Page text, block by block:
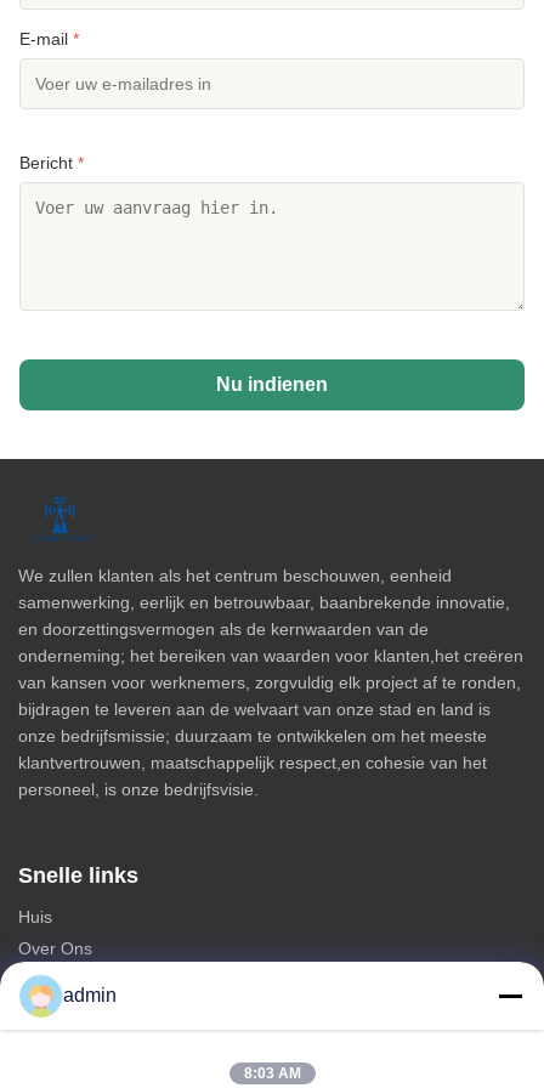
E-mail *
Bericht *
Nu indienen
We zullen klanten als het centrum beschouwen, eenheid
samenwerking, eerlijk en betrouwbaar, baanbrekende innovatie,
en doorzettingsvermogen als de kernwaarden van de
onderneming; het bereiken van waarden voor klanten,het creëren
van kansen voor werknemers, zorgvuldig elk project af te ronden,
bijdragen te leveren aan de welvaart van onze stad en land is
onze bedrijfsmissie; duurzaam te ontwikkelen om het meeste
klantvertrouwen, maatschappelijk respect,en cohesie van het
personeel, is onze bedrijfsvisie.
Snelle links
Huis
Over Ons
producten
Neem contact met ons op
admin
8:03 AM